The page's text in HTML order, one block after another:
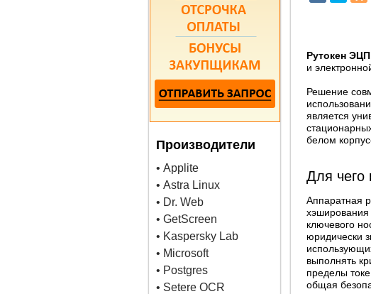
Производители
• Applite
• Astra Linux
• Dr. Web
• GetScreen
• Kaspersky Lab
• Microsoft
• Postgres
• Setere OCR
Рутокен
и
Решение
является
белом
Для чего
Аппаратная
хэширования
ключевого
юридически
выполнять
пределы
общая